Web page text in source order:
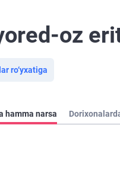
oz
ro‘yxatiga
hamma narsa